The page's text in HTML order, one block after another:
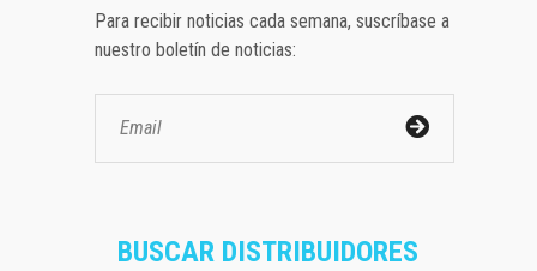
Para recibir noticias cada semana, suscríbase a
nuestro boletín de noticias:
BUSCAR DISTRIBUIDORES